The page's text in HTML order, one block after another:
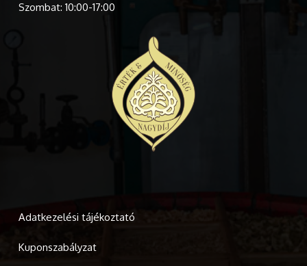
Szombat: 10:00-17:00
Adatkezelési tájékoztató
Kuponszabályzat